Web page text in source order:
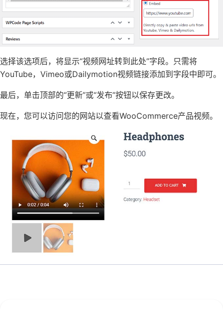
选择该选项后，将显示“视频网址转到此处”字段。只需将
YouTube，Vimeo或Dailymotion视频链接添加到字段中即可。
最后，单击顶部的“更新”或“发布”按钮以保存更改。
现在，您可以访问您的网站以查看WooCommerce产品视频。